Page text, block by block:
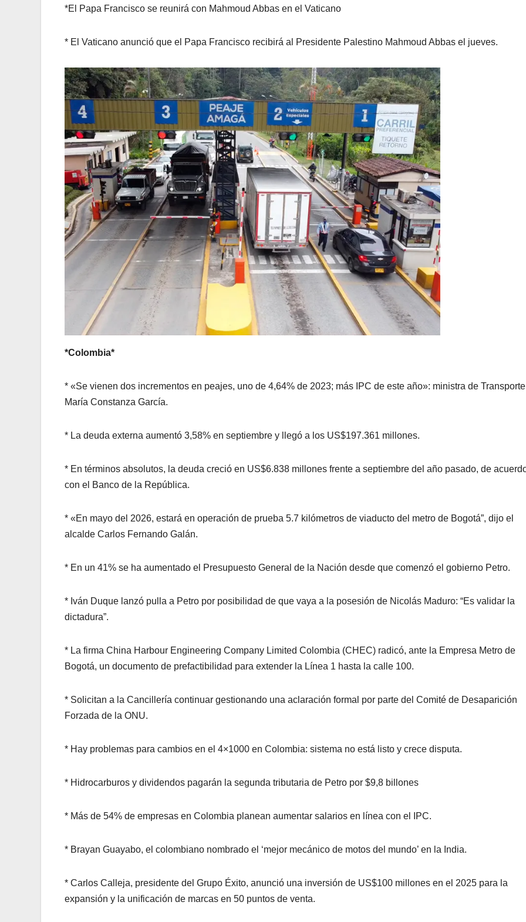
*El Papa Francisco se reunirá con Mahmoud Abbas en el Vaticano
* El Vaticano anunció que el Papa Francisco recibirá al Presidente Palestino Mahmoud Abbas el jueves.
*Colombia*
* «Se vienen dos incrementos en peajes, uno de 4,64% de 2023; más IPC de este año»: ministra de
María Constanza García.
* La deuda externa aumentó 3,58% en septiembre y llegó a los US$197.361 millones.
* En términos absolutos, la deuda creció en US$6.838 millones frente a septiembre del año pasado, de
con el Banco de la República.
* «En mayo del 2026, estará en operación de prueba 5.7 kilómetros de viaducto del metro de Bogotá”, dijo el
alcalde Carlos Fernando Galán.
* En un 41% se ha aumentado el Presupuesto General de la Nación desde que comenzó el gobierno Petro.
* Iván Duque lanzó pulla a Petro por posibilidad de que vaya a la posesión de Nicolás Maduro: “Es validar la
dictadura”.
* La firma China Harbour Engineering Company Limited Colombia (CHEC) radicó, ante la Empresa Metro de
Bogotá, un documento de prefactibilidad para extender la Línea 1 hasta la calle 100.
* Solicitan a la Cancillería continuar gestionando una aclaración formal por parte del Comité de Desaparición
Forzada de la ONU.
* Hay problemas para cambios en el 4×1000 en Colombia: sistema no está listo y crece disputa.
* Hidrocarburos y dividendos pagarán la segunda tributaria de Petro por $9,8 billones
* Más de 54% de empresas en Colombia planean aumentar salarios en línea con el IPC.
* Brayan Guayabo, el colombiano nombrado el ‘mejor mecánico de motos del mundo’ en la India.
* Carlos Calleja, presidente del Grupo Éxito, anunció una inversión de US$100 millones en el 2025 para la
expansión y la unificación de marcas en 50 puntos de venta.